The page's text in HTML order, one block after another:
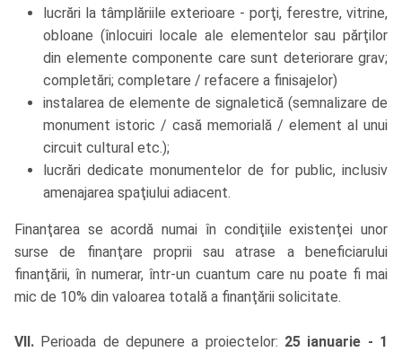
lucrări la tâmplăriile exterioare - porţi, ferestre, vitrine,
obloane (înlocuiri locale ale elementelor sau părţilor
din elemente componente care sunt deteriorare grav;
completări; completare / refacere a finisajelor)
instalarea de elemente de signaletică (semnalizare de
monument istoric / casă memorială / element al unui
circuit cultural etc.);
lucrări dedicate monumentelor de for public, inclusiv
amenajarea spaţiului adiacent.
Finanţarea se acordă numai în condiţiile existenţei unor
surse de finanţare proprii sau atrase a beneficiarului
finanţării, în numerar, într-un cuantum care nu poate fi mai
mic de 10% din valoarea totală a finanţării solicitate.
VII. Perioada de depunere a proiectelor: 25 ianuarie - 1